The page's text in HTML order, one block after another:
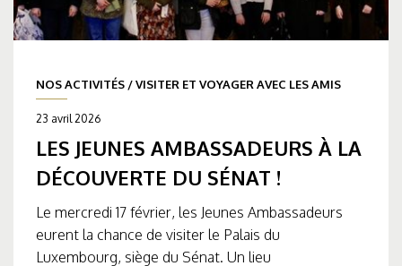
NOS ACTIVITÉS /VISITER ET VOYAGER AVEC LES AMIS
23 avril 2026
LES JEUNES AMBASSADEURS À LA
DÉCOUVERTE DU SÉNAT !
Le mercredi 17 février, les Jeunes Ambassadeurs
eurent la chance de visiter le Palais du
Luxembourg, siège du Sénat. Un lieu